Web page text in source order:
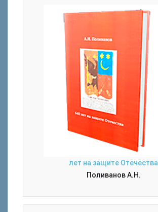
лет на защите Отечества
Поливанов А.Н.